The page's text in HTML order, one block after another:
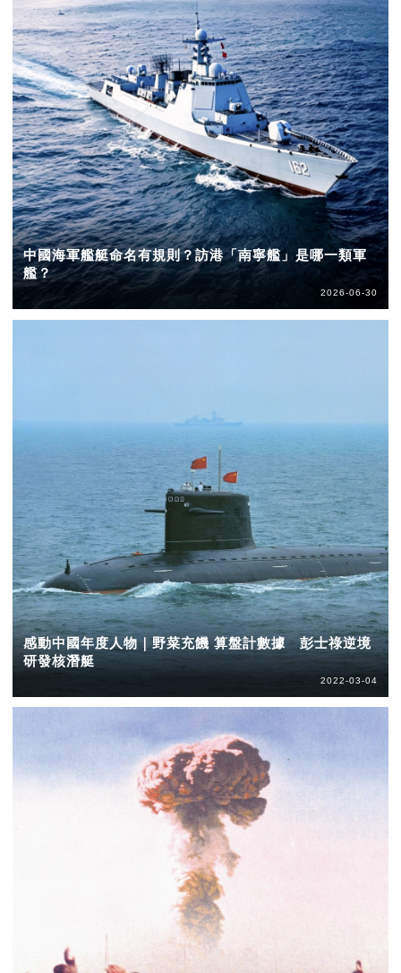
中國海軍艦艇命名有規則？訪港「南寧艦」是哪一類軍
艦？
2026-06-30
感動中國年度人物｜野菜充饑 算盤計數據 彭士祿逆境
研發核潛艇
2022-03-04